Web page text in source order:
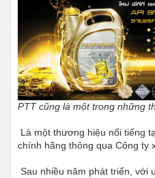
PTT cũng là một trong những
chính hãng thông qua Công ty